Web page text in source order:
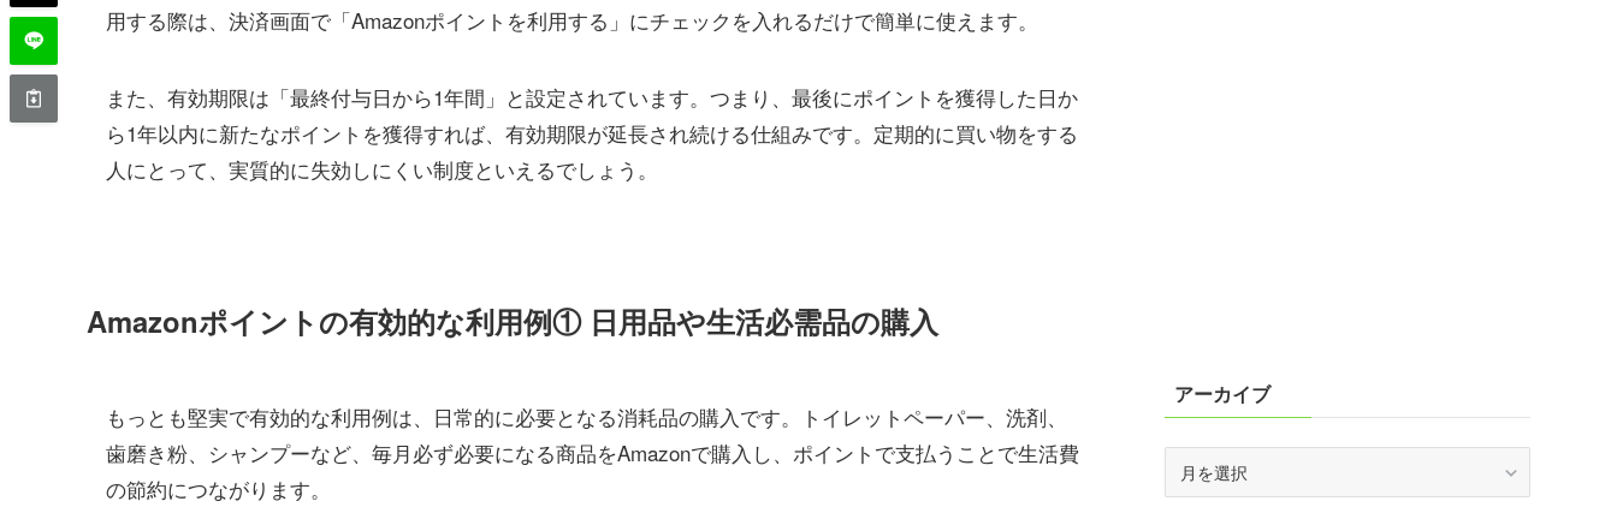
用する際は、決済画面で「Amazonポイントを利用する」にチェックを入れるだけで簡単に使えます。
また、有効期限は「最終付与日から1年間」と設定されています。つまり、最後にポイントを獲得した日か
ら1年以内に新たなポイントを獲得すれば、有効期限が延長され続ける仕組みです。定期的に買い物をする
人にとって、実質的に失効しにくい制度といえるでしょう。
Amazonポイントの有効的な利用例① 日用品や生活必需品の購入
もっとも堅実で有効的な利用例は、日常的に必要となる消耗品の購入です。トイレットペーパー、洗剤、
歯磨き粉、シャンプーなど、毎月必ず必要になる商品をAmazonで購入し、ポイントで支払うことで生活費
の節約につながります。
アーカイブ